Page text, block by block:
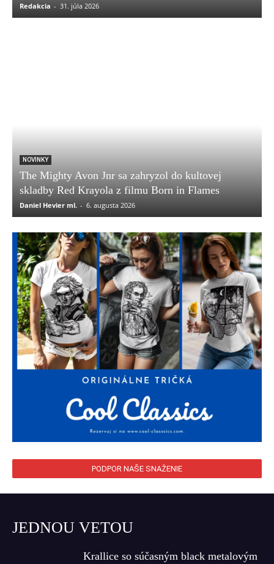
Redakcia - 31. júla 2026
NOVINKY
The Mighty Avon Jnr sa zahryzol do kultovej
skladby Red Krayola z filmu Born in Flames
Daniel Hevier ml. - 6. augusta 2026
PODPOR NAŠE SNAŽENIE
JEDNOU VETOU
Krallice so súčasným black metalovým